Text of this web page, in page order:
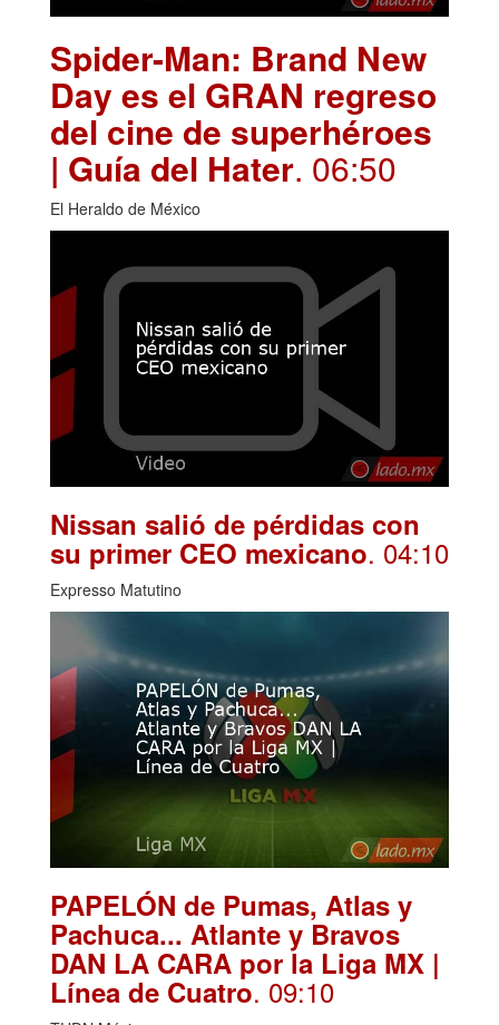
Spider-Man: Brand New
Day es el GRAN regreso
del cine de superhéroes
| Guía del Hater. 06:50
El Heraldo de México
Nissan salió de pérdidas con
su primer CEO mexicano. 04:10
Expresso Matutino
PAPELÓN de Pumas, Atlas y
Pachuca... Atlante y Bravos
DAN LA CARA por la Liga MX |
Línea de Cuatro. 09:10